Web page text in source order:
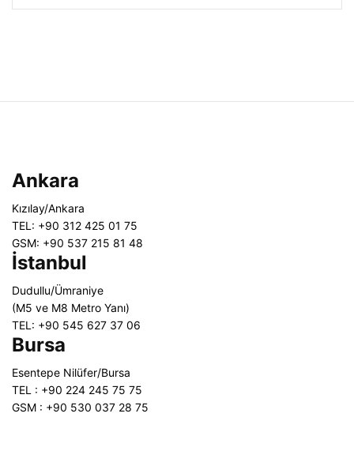
Ankara
Kızılay/Ankara
TEL: +90 312 425 01 75
GSM: +90 537 215 81 48
İstanbul
Dudullu/Ümraniye
(M5 ve M8 Metro Yanı)
TEL: +90 545 627 37 06
Bursa
Esentepe Nilüfer/Bursa
TEL : +90 224 245 75 75
GSM : +90 530 037 28 75